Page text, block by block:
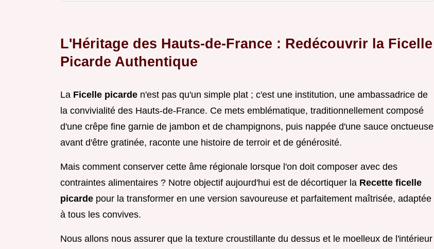
L'Héritage des Hauts-de-France : Redécouvrir la Ficelle
Picarde Authentique
La Ficelle picarde n'est pas qu'un simple plat ; c'est une institution, une ambassadrice de
la convivialité des Hauts-de-France. Ce mets emblématique, traditionnellement composé
d'une crêpe fine garnie de jambon et de champignons, puis nappée d'une sauce onctueuse
avant d'être gratinée, raconte une histoire de terroir et de générosité.
Mais comment conserver cette âme régionale lorsque l'on doit composer avec des
contraintes alimentaires ? Notre objectif aujourd'hui est de décortiquer la Recette ficelle
picarde pour la transformer en une version savoureuse et parfaitement maîtrisée, adaptée
à tous les convives.
Nous allons nous assurer que la texture croustillante du dessus et le moelleux de l'intérieur